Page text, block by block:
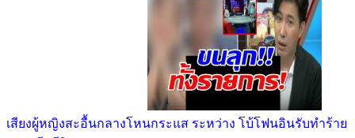
เสียงผู้หญิงสะอื้นกลางโหนกระแส ระหว่าง โบ้โฟนอินรับทำร้าย